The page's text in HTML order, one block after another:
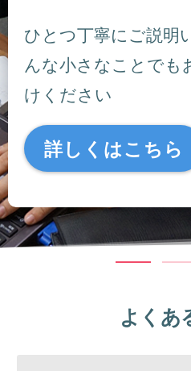
ひとつ丁寧にご説明
んな小さなことでも
けください
詳しくはこちら
よくあ